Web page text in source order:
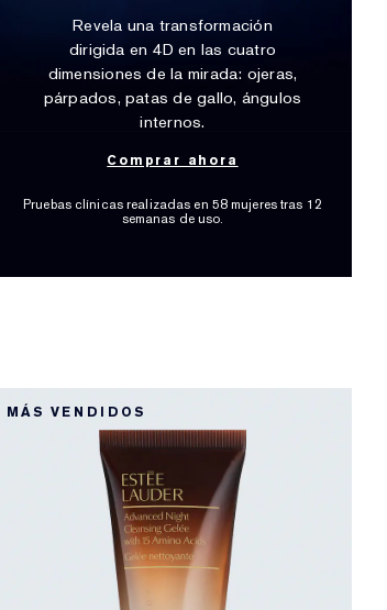
Revela una transformación
dirigida en 4D en las cuatro
dimensiones de la mirada: ojeras,
párpados, patas de gallo, ángulos
internos.
Comprar ahora
Pruebas clínicas realizadas en 58 mujeres tras 12
semanas de uso.
MÁS VENDIDOS